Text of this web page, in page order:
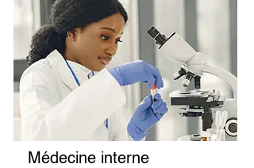
Médecine interne